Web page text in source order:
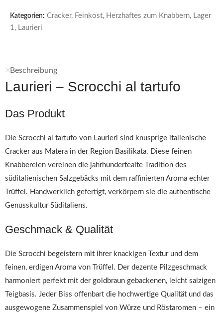
Kategorien: Cracker, Feinkost, Herzhaftes zum Knabbern, Lager
1, Laurieri
Beschreibung
Laurieri – Scrocchi al tartufo
Das Produkt
Die Scrocchi al tartufo von Laurieri sind knusprige italienische
Cracker aus Matera in der Region Basilikata. Diese feinen
Knabbereien vereinen die jahrhundertealte Tradition des
süditalienischen Salzgebäcks mit dem raffinierten Aroma echter
Trüffel. Handwerklich gefertigt, verkörpern sie die authentische
Genusskultur Süditaliens.
Geschmack & Qualität
Die Scrocchi begeistern mit ihrer knackigen Textur und dem
feinen, erdigen Aroma von Trüffel. Der dezente Pilzgeschmack
harmoniert perfekt mit der goldbraun gebackenen, leicht salzigen
Teigbasis. Jeder Biss offenbart die hochwertige Qualität und das
ausgewogene Zusammenspiel von Würze und Röstaromen – ein